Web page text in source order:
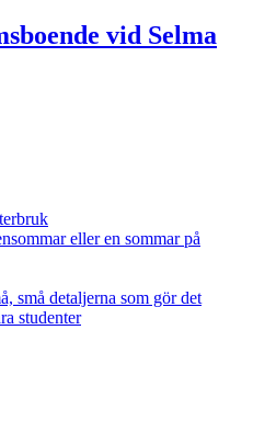
vid Selma
eller en sommar på
små detaljerna som gör det
studenter